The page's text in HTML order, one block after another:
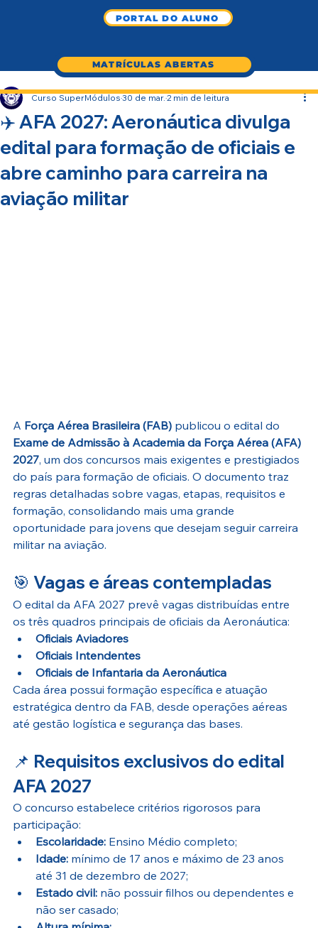
MATRÍCULAS ABERTAS
PORTAL DO ALUNO
✈️ AFA 2027: Aeronáutica divulga
edital para formação de oficiais e
abre caminho para carreira na
aviação militar
Curso SuperMódulos 30 de mar. 2 min de leitura
A Força Aérea Brasileira (FAB) publicou o edital do
Exame de Admissão à Academia da Força Aérea (AFA)
2027, um dos concursos mais exigentes e prestigiados
do país para formação de oficiais. O documento traz
regras detalhadas sobre vagas, etapas, requisitos e
formação, consolidando mais uma grande
oportunidade para jovens que desejam seguir carreira
militar na aviação.
🎯 Vagas e áreas contempladas
O edital da AFA 2027 prevê vagas distribuídas entre
os três quadros principais de oficiais da Aeronáutica:
Oficiais Aviadores
Oficiais Intendentes
Oficiais de Infantaria da Aeronáutica
Cada área possui formação específica e atuação
estratégica dentro da FAB, desde operações aéreas
até gestão logística e segurança das bases.
📌 Requisitos exclusivos do edital
AFA 2027
O concurso estabelece critérios rigorosos para
participação:
Escolaridade: Ensino Médio completo;
Idade: mínimo de 17 anos e máximo de 23 anos
até 31 de dezembro de 2027;
Estado civil: não possuir filhos ou dependentes e
não ser casado;